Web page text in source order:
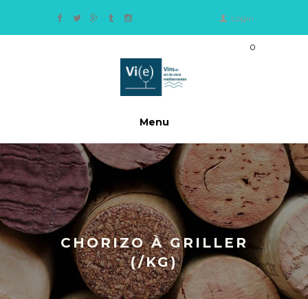
Login
Menu
0
€
CHORIZO À GRILLER
(/KG)